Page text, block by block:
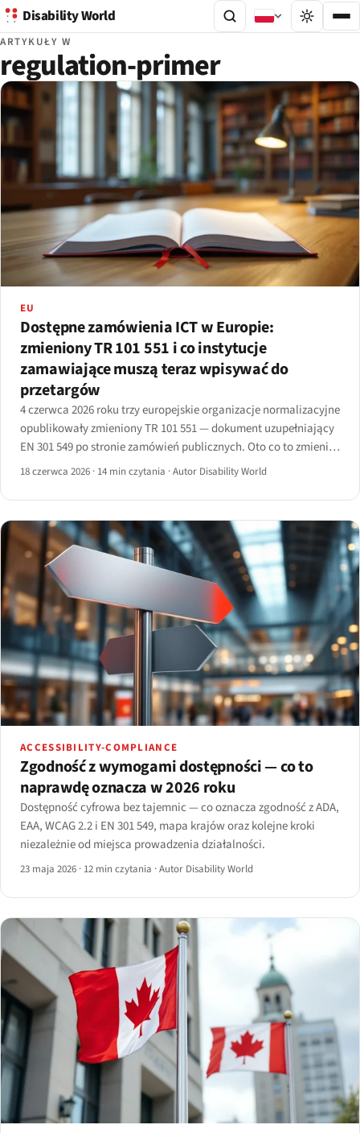
Disability World
ARTYKUŁY W
regulation-primer
EU
Dostępne zamówienia ICT w Europie:
zmieniony TR 101 551 i co instytucje
zamawiające muszą teraz wpisywać do
przetargów
4 czerwca 2026 roku trzy europejskie organizacje normalizacyjne
opublikowały zmieniony TR 101 551 — dokument uzupełniający
EN 301 549 po stronie zamówień publicznych. Oto co to zmienia
dla instytucji zamawiających i dostawców składających oferty.
18 czerwca 2026 · 14 min czytania ·Autor Disability World
ACCESSIBILITY-COMPLIANCE
Zgodność z wymogami dostępności — co to
naprawdę oznacza w 2026 roku
Dostępność cyfrowa bez tajemnic — co oznacza zgodność z ADA,
EAA, WCAG 2.2 i EN 301 549, mapa krajów oraz kolejne kroki
niezależnie od miejsca prowadzenia działalności.
23 maja 2026 · 12 min czytania ·Autor Disability World